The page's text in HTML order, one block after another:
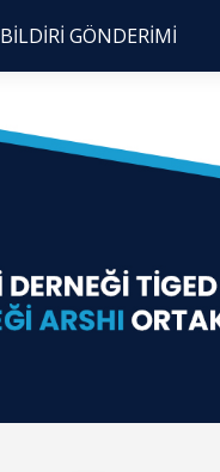
BİLDİRİ GÖNDERİMİ